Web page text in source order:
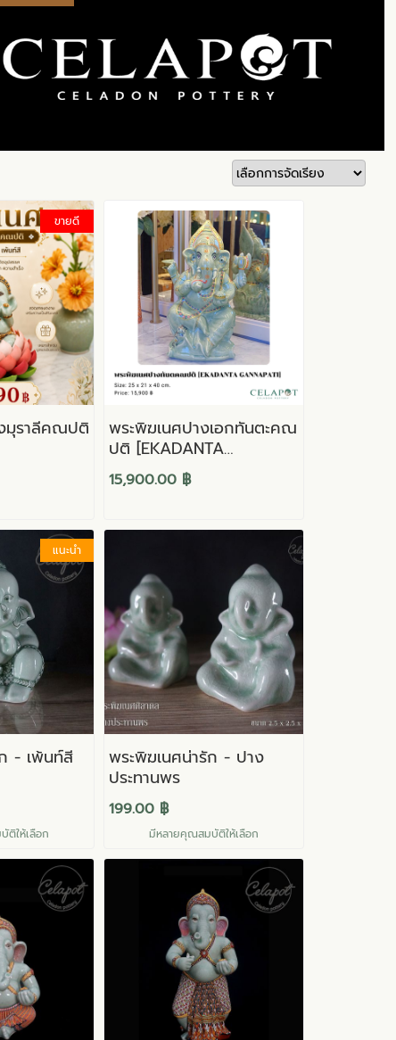
ขายดี
มุราลีคณปติ
พระพิฆเนศปางเอกทันตะคณ
ปติ [EKADANTA
GANNAPATI]
15,900.00 ฿
แนะนำ
- เพ้นท์สี
ให้เลือก
พระพิฆเนศน่ารัก - ปาง
ประทานพร
199.00 ฿
มีหลายคุณสมบัติให้เลือก